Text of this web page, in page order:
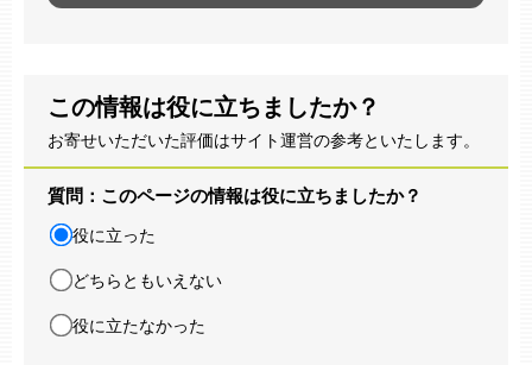
この情報は役に立ちましたか？
お寄せいただいた評価はサイト運営の参考といたします。
質問：このページの情報は役に立ちましたか？
役に立った
どちらともいえない
役に立たなかった